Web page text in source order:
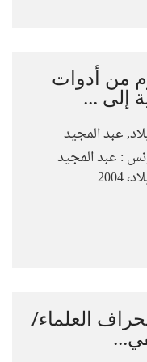
من أدوات
إلى ...
عبد المجيد
: عبد المجيد
2004
العلماء/